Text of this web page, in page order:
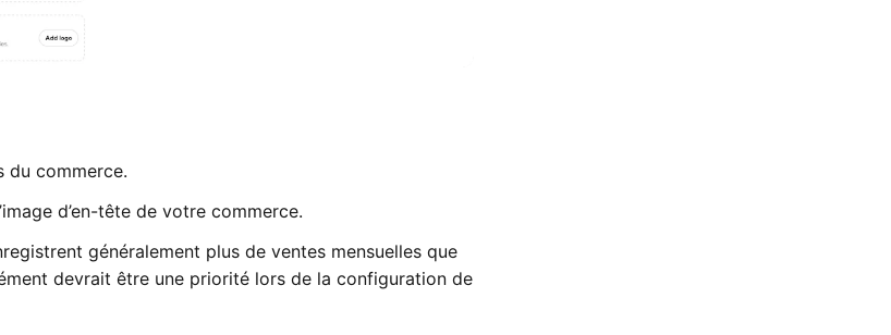
du commerce.
d’en-tête de votre commerce.
généralement plus de ventes mensuelles que
devrait être une priorité lors de la configuration de